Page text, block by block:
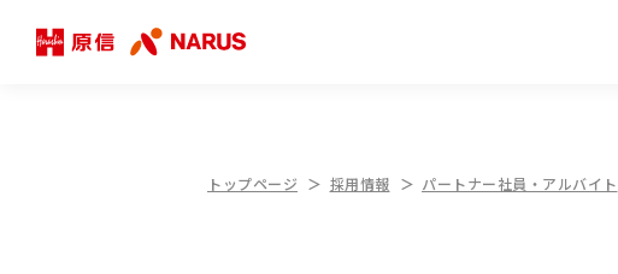
トップページ 採用情報 パートナー社員・アルバイト